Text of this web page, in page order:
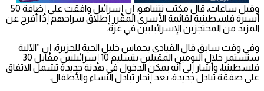
وقبل ساعات، قال مكتب نتنياهو، إن إسرائيل وافقت على إضافة 50
أسيرة فلسطينية لقائمة الأسرى المقرر إطلاق سراحهم إذا أُفرج عن
المزيد من المحتجزين الإسرائيليين في غزة.
وفي وقت سابق قال القيادي بحماس خليل الحية للجزيرة، إن “الآلية
ستستمر خلال اليومين المقبلين بتسليم 10 إسرائيليين مقابل 30
فلسطينيا، وأشار إلى أنه يمكن الدخول في هدنة جديدة تشمل الاتفاق
على صفقة تبادل جديدة، بعد إنجاز تبادل النساء والأطفال.